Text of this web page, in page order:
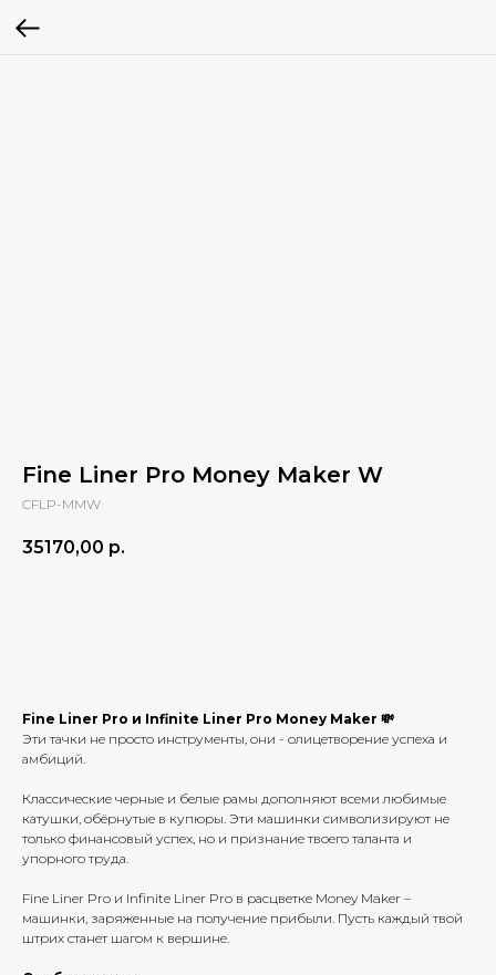
Fine Liner Pro Money Maker W
CFLP-MMW
35170,00 р.
Fine Liner Pro и Infinite Liner Pro Money Maker 💸
Эти тачки не просто инструменты, они - олицетворение успеха и
амбиций.
Классические черные и белые рамы дополняют всеми любимые
катушки, обёрнутые в купюры. Эти машинки символизируют не
только финансовый успех, но и признание твоего таланта и
упорного труда.
Fine Liner Pro и Infinite Liner Pro в расцветке Money Maker –
машинки, заряженные на получение прибыли. Пусть каждый твой
штрих станет шагом к вершине.